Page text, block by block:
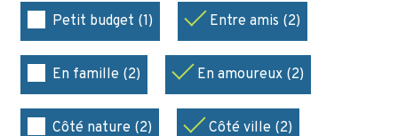
Petit budget (1) Entre amis (2)
En famille (2) En amoureux (2)
Côté nature (2) Côté ville (2)